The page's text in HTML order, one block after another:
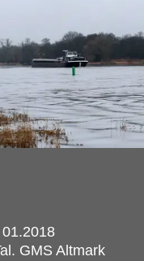
01.2018
GMS Altmark